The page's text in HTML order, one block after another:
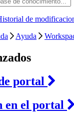
de
Ayuda
portal
en el portal